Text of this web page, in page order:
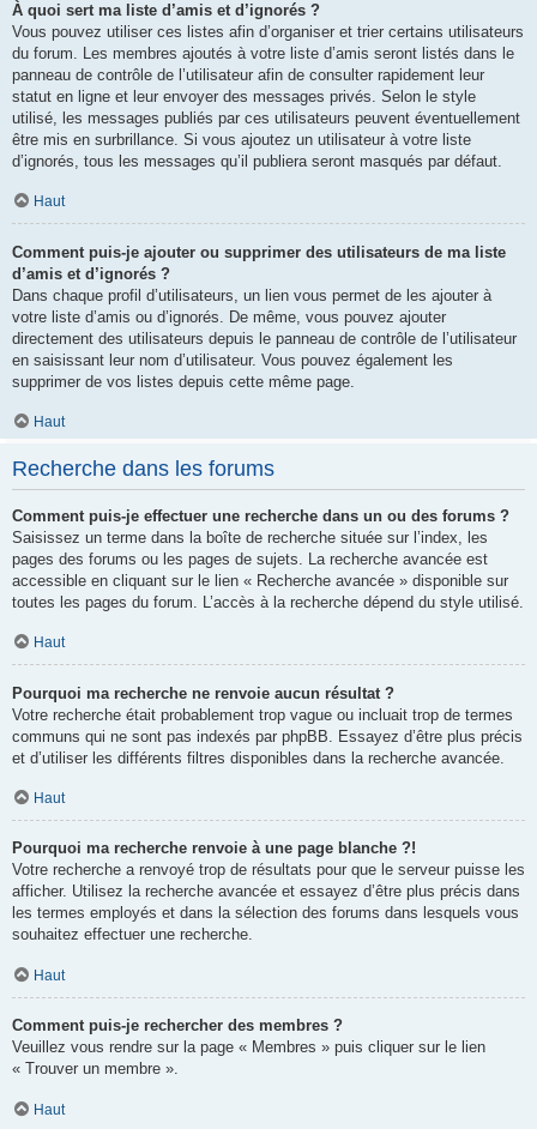
À quoi sert ma liste d’amis et d’ignorés ?
Vous pouvez utiliser ces listes afin d’organiser et trier certains utilisateurs
du forum. Les membres ajoutés à votre liste d’amis seront listés dans le
panneau de contrôle de l’utilisateur afin de consulter rapidement leur
statut en ligne et leur envoyer des messages privés. Selon le style
utilisé, les messages publiés par ces utilisateurs peuvent éventuellement
être mis en surbrillance. Si vous ajoutez un utilisateur à votre liste
d’ignorés, tous les messages qu’il publiera seront masqués par défaut.
Haut
Comment puis-je ajouter ou supprimer des utilisateurs de ma liste
d’amis et d’ignorés ?
Dans chaque profil d’utilisateurs, un lien vous permet de les ajouter à
votre liste d’amis ou d’ignorés. De même, vous pouvez ajouter
directement des utilisateurs depuis le panneau de contrôle de l’utilisateur
en saisissant leur nom d’utilisateur. Vous pouvez également les
supprimer de vos listes depuis cette même page.
Haut
Recherche dans les forums
Comment puis-je effectuer une recherche dans un ou des forums ?
Saisissez un terme dans la boîte de recherche située sur l’index, les
pages des forums ou les pages de sujets. La recherche avancée est
accessible en cliquant sur le lien « Recherche avancée » disponible sur
toutes les pages du forum. L’accès à la recherche dépend du style utilisé.
Haut
Pourquoi ma recherche ne renvoie aucun résultat ?
Votre recherche était probablement trop vague ou incluait trop de termes
communs qui ne sont pas indexés par phpBB. Essayez d’être plus précis
et d’utiliser les différents filtres disponibles dans la recherche avancée.
Haut
Pourquoi ma recherche renvoie à une page blanche ?!
Votre recherche a renvoyé trop de résultats pour que le serveur puisse les
afficher. Utilisez la recherche avancée et essayez d’être plus précis dans
les termes employés et dans la sélection des forums dans lesquels vous
souhaitez effectuer une recherche.
Haut
Comment puis-je rechercher des membres ?
Veuillez vous rendre sur la page « Membres » puis cliquer sur le lien
« Trouver un membre ».
Haut